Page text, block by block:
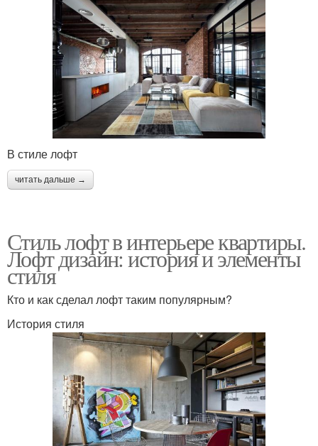
В стиле лофт
читать дальше →
Стиль лофт в интерьере квартиры.
Лофт дизайн: история и элементы
стиля
Кто и как сделал лофт таким популярным?
История стиля